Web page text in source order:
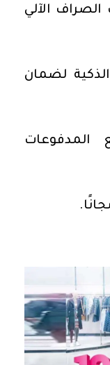
الآلي
لضمان
المدفوعات